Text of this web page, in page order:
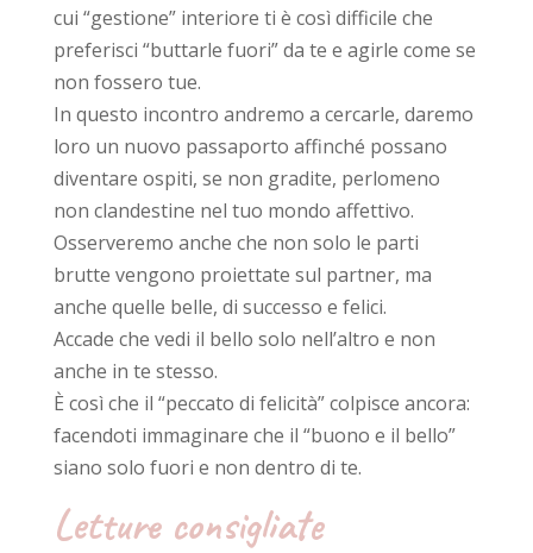
cui “gestione” interiore ti è così difficile che
preferisci “buttarle fuori” da te e agirle come se
non fossero tue.
In questo incontro andremo a cercarle, daremo
loro un nuovo passaporto affinché possano
diventare ospiti, se non gradite, perlomeno
non clandestine nel tuo mondo affettivo.
Osserveremo anche che non solo le parti
brutte vengono proiettate sul partner, ma
anche quelle belle, di successo e felici.
Accade che vedi il bello solo nell’altro e non
anche in te stesso.
È così che il “peccato di felicità” colpisce ancora:
facendoti immaginare che il “buono e il bello”
siano solo fuori e non dentro di te.
Letture consigliate